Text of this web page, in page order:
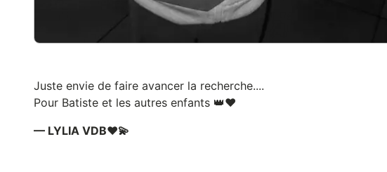
Juste envie de faire avancer la recherche....
Pour Batiste et les autres enfants 👑❤️
— LYLIA VDB❤️💫